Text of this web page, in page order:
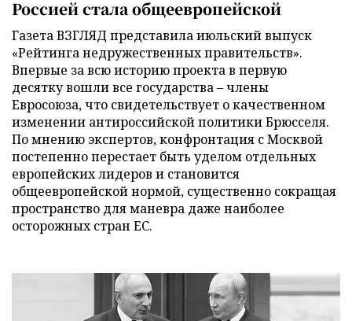
Россией стала общеевропейской
Газета ВЗГЛЯД представила июльский выпуск
«Рейтинга недружественных правительств».
Впервые за всю историю проекта в первую
десятку вошли все государства – члены
Евросоюза, что свидетельствует о качественном
изменении антироссийской политики Брюсселя.
По мнению экспертов, конфронтация с Москвой
постепенно перестает быть уделом отдельных
европейских лидеров и становится
общеевропейской нормой, существенно сокращая
пространство для маневра даже наиболее
осторожных стран ЕС.